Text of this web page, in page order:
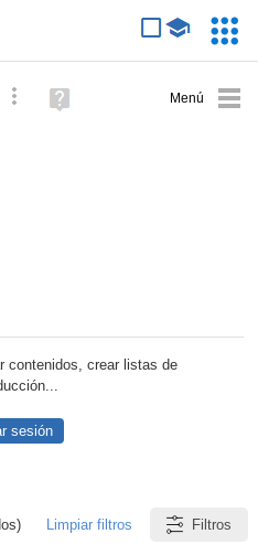
Búsqueda avanzada
Ayuda
(en
contenidos, crear listas de
sesión
Limpiar filtros Filtros